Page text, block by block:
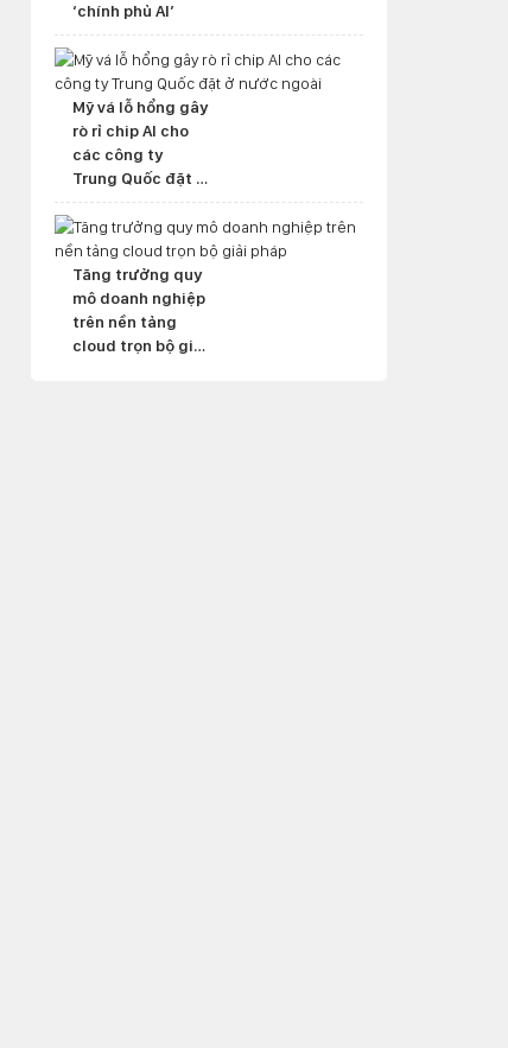
‘chính phủ AI’
Mỹ vá lỗ hổng gây
rò rỉ chip AI cho
các công ty
Trung Quốc đặt ở
nước ngoài
Tăng trưởng quy
mô doanh nghiệp
trên nền tảng
cloud trọn bộ giải